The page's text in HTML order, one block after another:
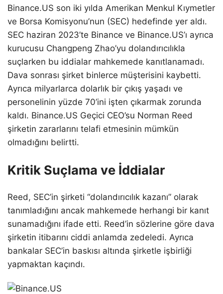
Binance.US son iki yılda Amerikan Menkul Kıymetler
ve Borsa Komisyonu’nun (SEC) hedefinde yer aldı.
SEC haziran 2023’te Binance ve Binance.US’ı ayrıca
kurucusu Changpeng Zhao’yu dolandırıcılıkla
suçlarken bu iddialar mahkemede kanıtlanamadı.
Dava sonrası şirket binlerce müşterisini kaybetti.
Ayrıca milyarlarca dolarlık bir çıkış yaşadı ve
personelinin yüzde 70’ini işten çıkarmak zorunda
kaldı. Binance.US Geçici CEO’su Norman Reed
şirketin zararlarını telafi etmesinin mümkün
olmadığını belirtti.
Kritik Suçlama ve İddialar
Reed, SEC’in şirketi “dolandırıcılık kazanı” olarak
tanımladığını ancak mahkemede herhangi bir kanıt
sunamadığını ifade etti. Reed’in sözlerine göre dava
şirketin itibarını ciddi anlamda zedeledi. Ayrıca
bankalar SEC’in baskısı altında şirketle işbirliği
yapmaktan kaçındı.